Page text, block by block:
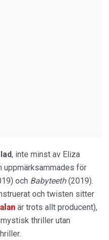
, inte minst av Eliza
uppmärksammades för
och Babyteeth(2019).
och twisten sitter
är trots allt producent),
thriller utan